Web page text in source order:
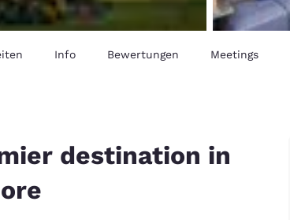
Info Bewertungen Meetings
destination in